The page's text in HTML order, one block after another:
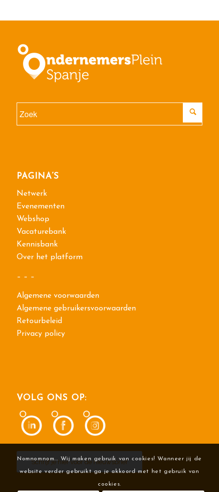
PAGINA’S
Netwerk
Evenementen
Webshop
Vacaturebank
Kennisbank
Over het platform
– – –
Algemene voorwaarden
Algemene gebruikersvoorwaarden
Retourbeleid
Privacy policy
VOLG ONS OP:
Schrijf je hier voor de nieuwsbrief
Nomnomnom... Wij maken gebruik van cookies! Wanneer jij de
website verder gebruikt ga je akkoord met het gebruik van
cookies.